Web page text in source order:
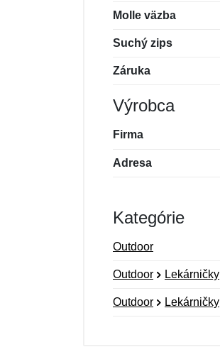
Molle väzba
Suchý zips
Záruka
Výrobca
Firma
Adresa
Kategórie
Outdoor
Outdoor Lekárničky
Outdoor Lekárničky